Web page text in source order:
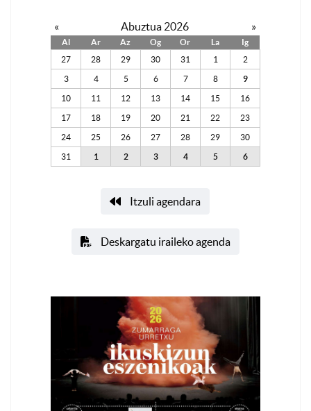
« Abuztua 2026 »
Al Ar Az Og Or La
Ig
27
28 29 30 31 1 2
3 4 5 6 7 8 9
10 11 12 13 14 15 16
17 18 19 20 21 22 23
24 25 26 27 28 29 30
31 1 2 3 4 5 6
Itzuli agendara
Deskargatu iraileko agenda